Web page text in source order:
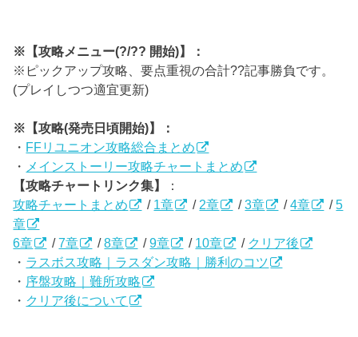
※【攻略メニュー(?/?? 開始)】：
※ピックアップ攻略、要点重視の合計??記事勝負です。
(プレイしつつ適宜更新)
※【攻略(発売日頃開始)】：
・ FFリユニオン攻略総合まとめ
・ メインストーリー攻略チャートまとめ
【攻略チャートリンク集】
：
攻略チャートまとめ
/ 1章 / 2章 /3章 /4章 /5
章
6章
/7章 /8章 /9章 / 10章 / クリア後
・ ラスボス攻略｜ラスダン攻略｜勝利のコツ
・ 序盤攻略｜難所攻略
・ クリア後について